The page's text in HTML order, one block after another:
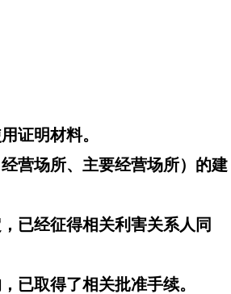
证明材料。
营场所、主要经营场所）的建
已经征得相关利害关系人同
已取得了相关批准手续。